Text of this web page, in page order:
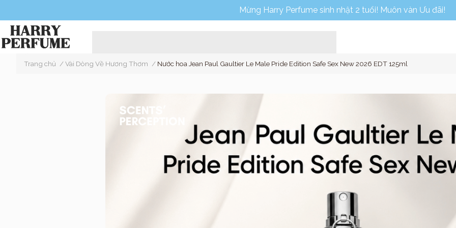
Mừng Harry Perfume sinh nhật 2 tuổi! Muôn vàn Ưu đãi!
Home
Trang chủ /Vài Dòng Về Hương Thơm / Nước hoa Jean Paul Gaultier Le Male Pride Edition Safe Sex New 2026 EDT 125ml